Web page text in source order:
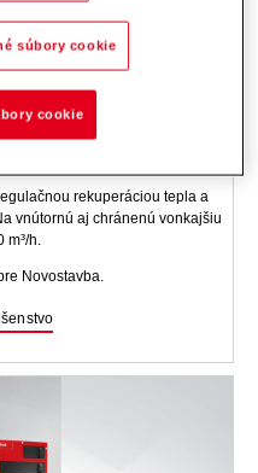
rekuperáciou tepla a
vnútornú aj chránenú vonkajšiu
m³/h.
Novostavba.
súbory cookie
cookie